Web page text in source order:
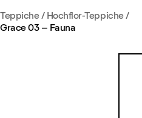
Teppiche/ Hochflor-Teppiche/
Grace 03 – Fauna